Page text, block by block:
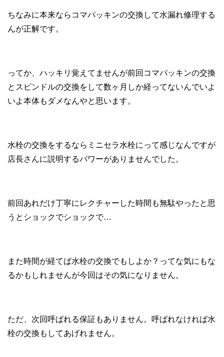
ちなみに本来ならコマパッキンの交換して水漏れ修理する
んが正解です。
ってか、ハッキリ覚えてませんが前回コマパッキンの交換
とスピンドルの交換をして数ヶ月しか経ってないんでいよ
いよ本体もダメなんやと思います。
水栓の交換をするならミニセラ水栓にって感じなんですが
店長さんに説明するパワーがありませんでした。
前回あれだけ丁寧にレクチャーした時間も無駄やったと思
うとショックでショックで…
また時間が経てば水栓の交換でもしよか？ってな気にもな
るかもしれませんが今回はその気になりません。
ただ、次回呼ばれる保証もありません。呼ばれなければ水
栓の交換もしてあげれません。